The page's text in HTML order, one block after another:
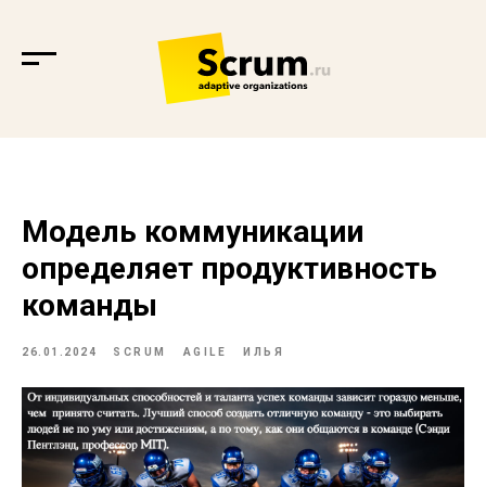
Модель коммуникации
определяет продуктивность
команды
26.01.2024 SCRUM AGILE ИЛЬЯ